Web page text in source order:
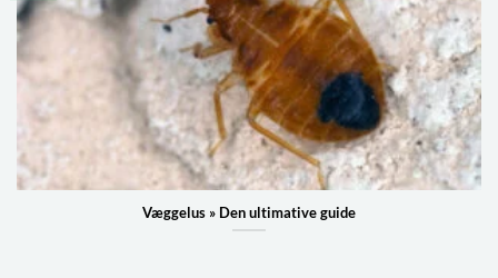
Væggelus » Den ultimative guide